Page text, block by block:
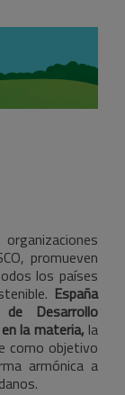
promueven
los países
España
Desarrollo
la materia, la
como objetivo
armónica a